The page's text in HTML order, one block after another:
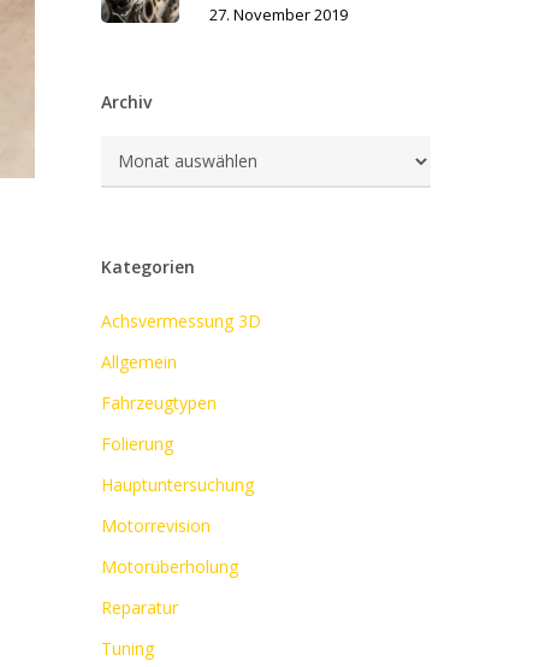
27. November 2019
Archiv
Archiv
Kategorien
Achsvermessung 3D
Allgemein
Fahrzeugtypen
Folierung
Hauptuntersuchung
Motorrevision
Motorüberholung
Reparatur
Tuning